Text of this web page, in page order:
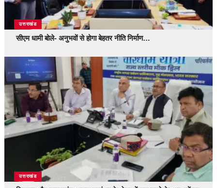
उत्तराखंड
सीएम धामी बोले- अनुभवों से होगा बेहतर नीति निर्माण…
उत्तराखंड